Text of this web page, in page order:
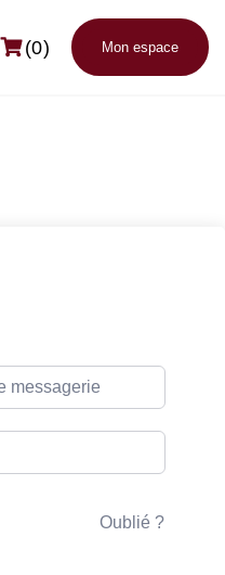
(0) Mon espace
Oublié ?